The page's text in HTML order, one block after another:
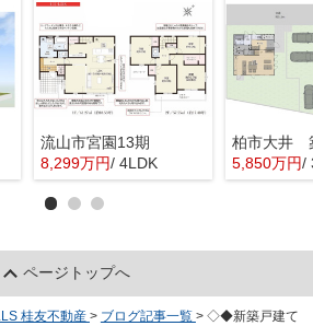
流山市宮園13期
8,299万円/ 4LDK 5,850万円/
ページトップへ
桂友不動産 > ブログ記事一覧 > ◇◆新築戸建て